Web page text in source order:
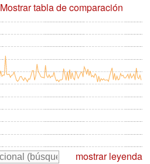
Mostrar tabla de comparación
mostrar leyenda